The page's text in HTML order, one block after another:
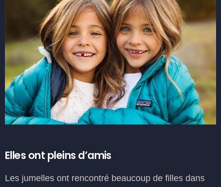
Elles ont pleins d’amis
Les jumelles ont rencontré beaucoup de filles dans